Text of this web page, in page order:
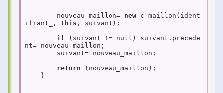
nouveau_maillon= new c_maillon(ident
ifiant_, this , suivant);
if (suivant != null) suivant.precede
nt= nouveau_maillon;
suivant= nouveau_maillon;
return (nouveau_maillon);
}